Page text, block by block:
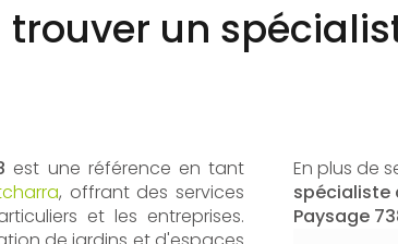
trouver un
est une référence en tant
, offrant des services
et les entreprises.
En plus de
spécialiste
Paysage